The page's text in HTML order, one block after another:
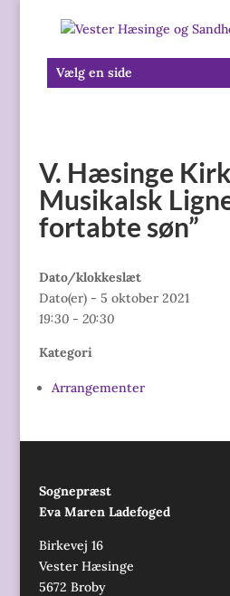
Vælg en side
V. Hæsinge
Musikalsk
fortabte søn”
Dato/klokkeslæt
Dato(er) - 5 oktober 2021
19:30 - 20:30
Kategori
Arrangementer
Sognepræst
Eva Maren Ladefoged
Birkevej 16
Vester Hæsinge
5672 Broby